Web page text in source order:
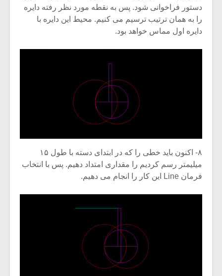
دستور فراخوانی شود. پس به نقطه مورد نظر رفته دایره
را به همان ترتیب ترسیم می کنیم. محیط این دایره با
دایره اول مماس خواهد بود.
۸- اکنون باید خطی را که در ابتدای دسته با طول ۱۵
میلیمتر رسم کردیم را مقداری امتداد دهیم. پس با انتخاب
فرمان Line این کار را انجام می دهیم.